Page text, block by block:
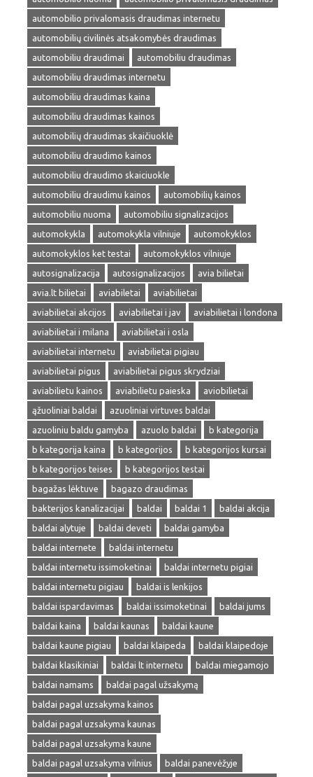
automobilio privalomasis draudimas internetu
automobilių civilinės atsakomybės draudimas
automobiliu draudimai
automobiliu draudimas
automobiliu draudimas internetu
automobiliu draudimas kaina
automobiliu draudimas kainos
automobilių draudimas skaičiuoklė
automobiliu draudimo kainos
automobiliu draudimo skaiciuokle
automobiliu draudimu kainos
automobilių kainos
automobiliu nuoma
automobiliu signalizacijos
automokykla
automokykla vilniuje
automokyklos
automokyklos ket testai
automokyklos vilniuje
autosignalizacija
autosignalizacijos
avia bilietai
avia.lt bilietai
aviabiletai
aviabilietai
aviabilietai akcijos
aviabilietai i jav
aviabilietai i londona
aviabilietai i milana
aviabilietai i osla
aviabilietai internetu
aviabilietai pigiau
aviabilietai pigus
aviabilietai pigus skrydziai
aviabilietu kainos
aviabilietu paieska
aviobilietai
ąžuoliniai baldai
azuoliniai virtuves baldai
azuoliniu baldu gamyba
azuolo baldai
b kategorija
b kategorija kaina
b kategorijos
b kategorijos kursai
b kategorijos teises
b kategorijos testai
bagažas lėktuve
bagazo draudimas
bakterijos kanalizacijai
baldai baldai 1
baldai akcija
baldai alytuje
baldai deveti
baldai gamyba
baldai internete
baldai internetu
baldai internetu issimoketinai
baldai internetu pigiai
baldai internetu pigiau
baldai is lenkijos
baldai ispardavimas
baldai issimoketinai
baldai jums
baldai kaina
baldai kaunas
baldai kaune
baldai kaune pigiau
baldai klaipeda
baldai klaipedoje
baldai klasikiniai
baldai lt internetu
baldai miegamojo
baldai namams
baldai pagal užsakymą
baldai pagal uzsakyma kainos
baldai pagal uzsakyma kaunas
baldai pagal uzsakyma kaune
baldai pagal uzsakyma vilnius
baldai panevėžyje